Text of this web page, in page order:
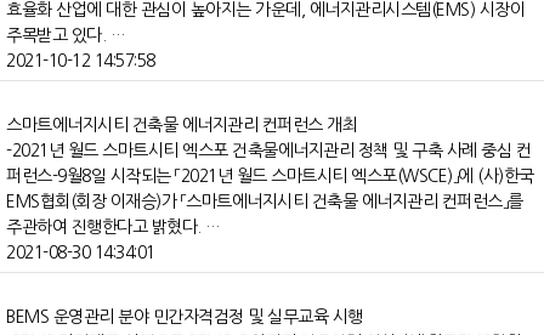
효율화 산업에 대한 관심이 높아지는 가운데, 에너지관리시스템(EMS) 시장이
주목받고 있다. …
2021-10-12 14:57:58
스마트에너지시티 건축물 에너지관리 컨퍼런스 개최
-2021년 월드 스마트시티 엑스포 건축물에너지관리 정책 및 구축 사례 중심 컨
퍼런스-9월8일 시작되는 「2021년 월드 스마트시티 엑스포(WSCE)」에 (사)한국
EMS협회(회장 이재승)가 「스마트에너지시티 건축물 에너지관리 컨퍼런스」를
주관하여 진행한다고 밝혔다. …
2021-08-30 14:34:01
BEMS 운영관리 분야 민간자격검정 및 실무교육 시행